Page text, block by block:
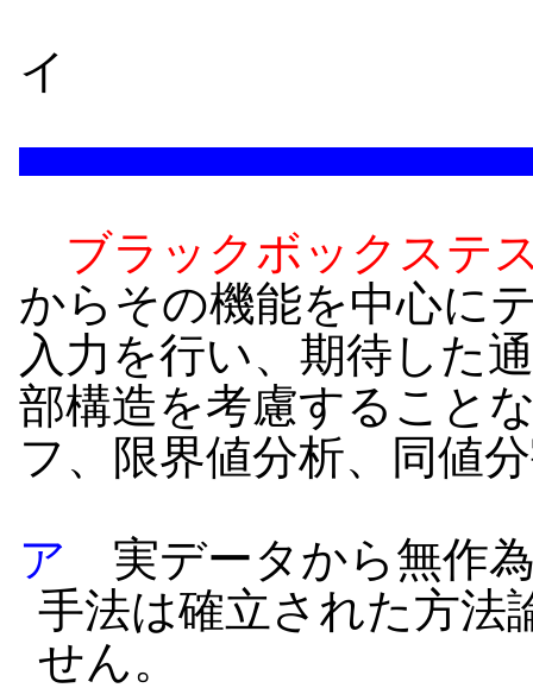
イ
ブラックボックステ
からその機能を中心に
入力を行い、期待した
部構造を考慮すること
フ、限界値分析、同値
ア 実データから無作
手法は確立された方法
せん。